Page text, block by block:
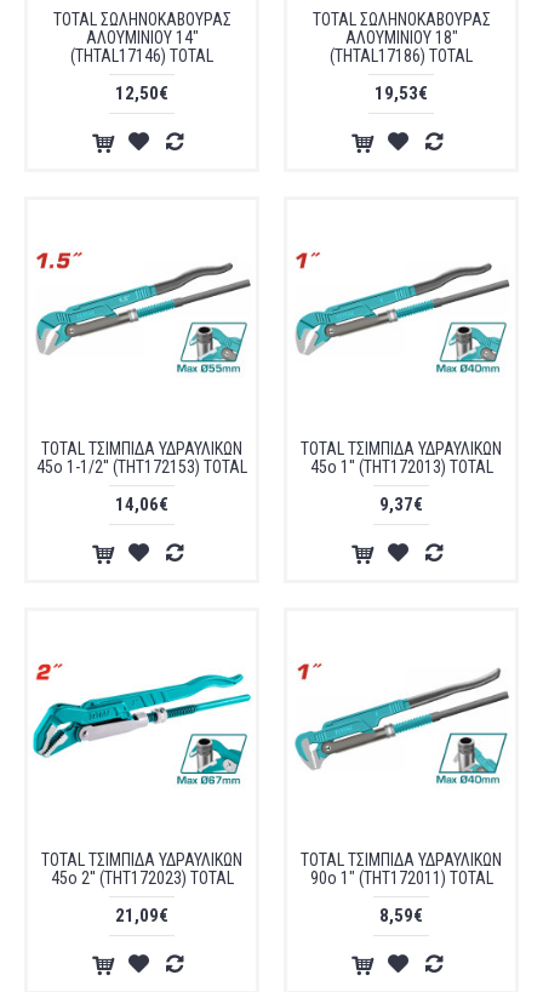
TOTAL ΣΩΛΗΝΟΚΑΒΟΥΡΑΣ
ΑΛΟΥΜΙΝΙΟΥ 14"
(THTAL17146) TOTAL
12,50€
TOTAL ΣΩΛΗΝΟΚΑΒΟΥΡΑΣ
ΑΛΟΥΜΙΝΙΟΥ 18"
(THTAL17186) TOTAL
19,53€
TOTAL ΤΣΙΜΠΙΔΑ ΥΔΡΑΥΛΙΚΩΝ
45o 1-1/2'' (THT172153) TOTAL
14,06€
TOTAL ΤΣΙΜΠΙΔΑ ΥΔΡΑΥΛΙΚΩΝ
45ο 1'' (THT172013) TOTAL
9,37€
TOTAL ΤΣΙΜΠΙΔΑ ΥΔΡΑΥΛΙΚΩΝ
45ο 2'' (THT172023) TOTAL
21,09€
TOTAL ΤΣΙΜΠΙΔΑ ΥΔΡΑΥΛΙΚΩΝ
90ο 1" (THT172011) TOTAL
8,59€